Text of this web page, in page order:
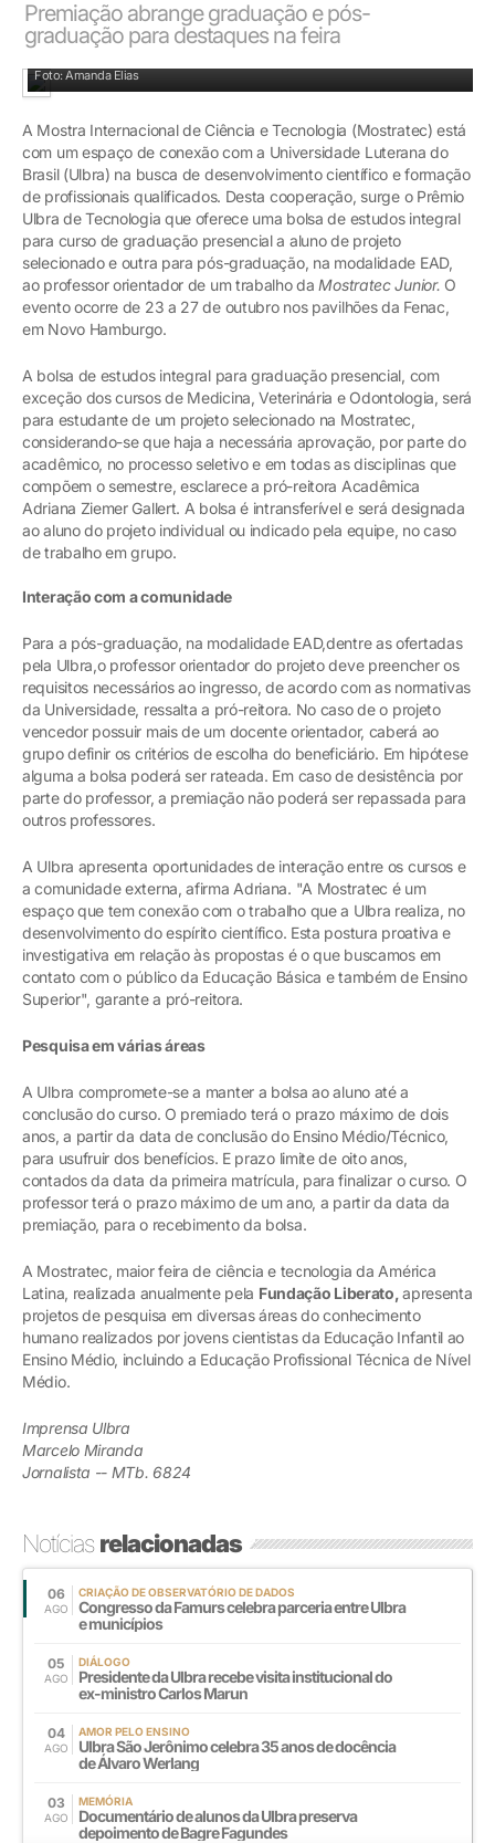
Premiação abrange graduação e pós-
graduação para destaques na feira
Foto: Amanda Elias
A Mostra Internacional de Ciência e Tecnologia (Mostratec) está
com um espaço de conexão com a Universidade Luterana do
Brasil (Ulbra) na busca de desenvolvimento científico e formação
de profissionais qualificados. Desta cooperação, surge o Prêmio
Ulbra de Tecnologia que oferece uma bolsa de estudos integral
para curso de graduação presencial a aluno de projeto
selecionado e outra para pós-graduação, na modalidade EAD,
ao professor orientador de um trabalho daMostratec Junior. O
evento ocorre de 23 a 27 de outubro nos pavilhões da Fenac,
em Novo Hamburgo.
A bolsa de estudos integral para graduação presencial, com
exceção dos cursos de Medicina, Veterinária e Odontologia, será
para estudante de um projeto selecionado na Mostratec,
considerando-se que haja a necessária aprovação, por parte do
acadêmico, no processo seletivo e em todas as disciplinas que
compõem o semestre, esclarece a pró-reitora Acadêmica
Adriana Ziemer Gallert. A bolsa é intransferível e será designada
ao aluno do projeto individual ou indicado pela equipe, no caso
de trabalho em grupo.
Interação com a comunidade
Para a pós-graduação, na modalidade EAD,dentre as ofertadas
pela Ulbra,o professor orientador do projeto deve preencher os
requisitos necessários ao ingresso, de acordo com as normativas
da Universidade, ressalta a pró-reitora. No caso de o projeto
vencedor possuir mais de um docente orientador, caberá ao
grupo definir os critérios de escolha do beneficiário. Em hipótese
alguma a bolsa poderá ser rateada. Em caso de desistência por
parte do professor, a premiação não poderá ser repassada para
outros professores.
A Ulbra apresenta oportunidades de interação entre os cursos e
a comunidade externa, afirma Adriana. "A Mostratec é um
espaço que tem conexão com o trabalho que a Ulbra realiza, no
desenvolvimento do espírito científico. Esta postura proativa e
investigativa em relação às propostas é o que buscamos em
contato com o público da Educação Básica e também de Ensino
Superior", garante a pró-reitora.
Pesquisa em várias áreas
A Ulbra compromete-se a manter a bolsa ao aluno até a
conclusão do curso. O premiado terá o prazo máximo de dois
anos, a partir da data de conclusão do Ensino Médio/Técnico,
para usufruir dos benefícios. E prazo limite de oito anos,
contados da data da primeira matrícula, para finalizar o curso. O
professor terá o prazo máximo de um ano, a partir da data da
premiação, para o recebimento da bolsa.
A Mostratec, maior feira de ciência e tecnologia da América
Latina, realizada anualmente pela Fundação Liberato,apresenta
projetos de pesquisa em diversas áreas do conhecimento
humano realizados por jovens cientistas da Educação Infantil ao
Ensino Médio, incluindo a Educação Profissional Técnica de Nível
Médio.
Imprensa Ulbra
Marcelo Miranda
Jornalista -- MTb. 6824
Notíciasrelacionadas
06
AGO
CRIAÇÃO DE OBSERVATÓRIO DE DADOS
Congresso da Famurs celebra parceria entre Ulbra
e municípios
05
AGO
DIÁLOGO
Presidente da Ulbra recebe visita institucional do
ex-ministro Carlos Marun
04
AGO
AMOR PELO ENSINO
Ulbra São Jerônimo celebra 35 anos de docência
de Álvaro Werlang
03
AGO
MEMÓRIA
Documentário de alunos da Ulbra preserva
depoimento de Bagre Fagundes